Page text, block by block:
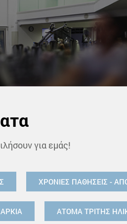
για εμάς!
ΧΡΟΝΙΕΣ ΠΑΘΗΣΕΙΣ -
ΑΤΟΜΑ ΤΡΙΤΗΣ